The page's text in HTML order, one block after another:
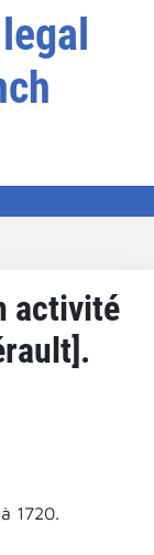
activité
1720.